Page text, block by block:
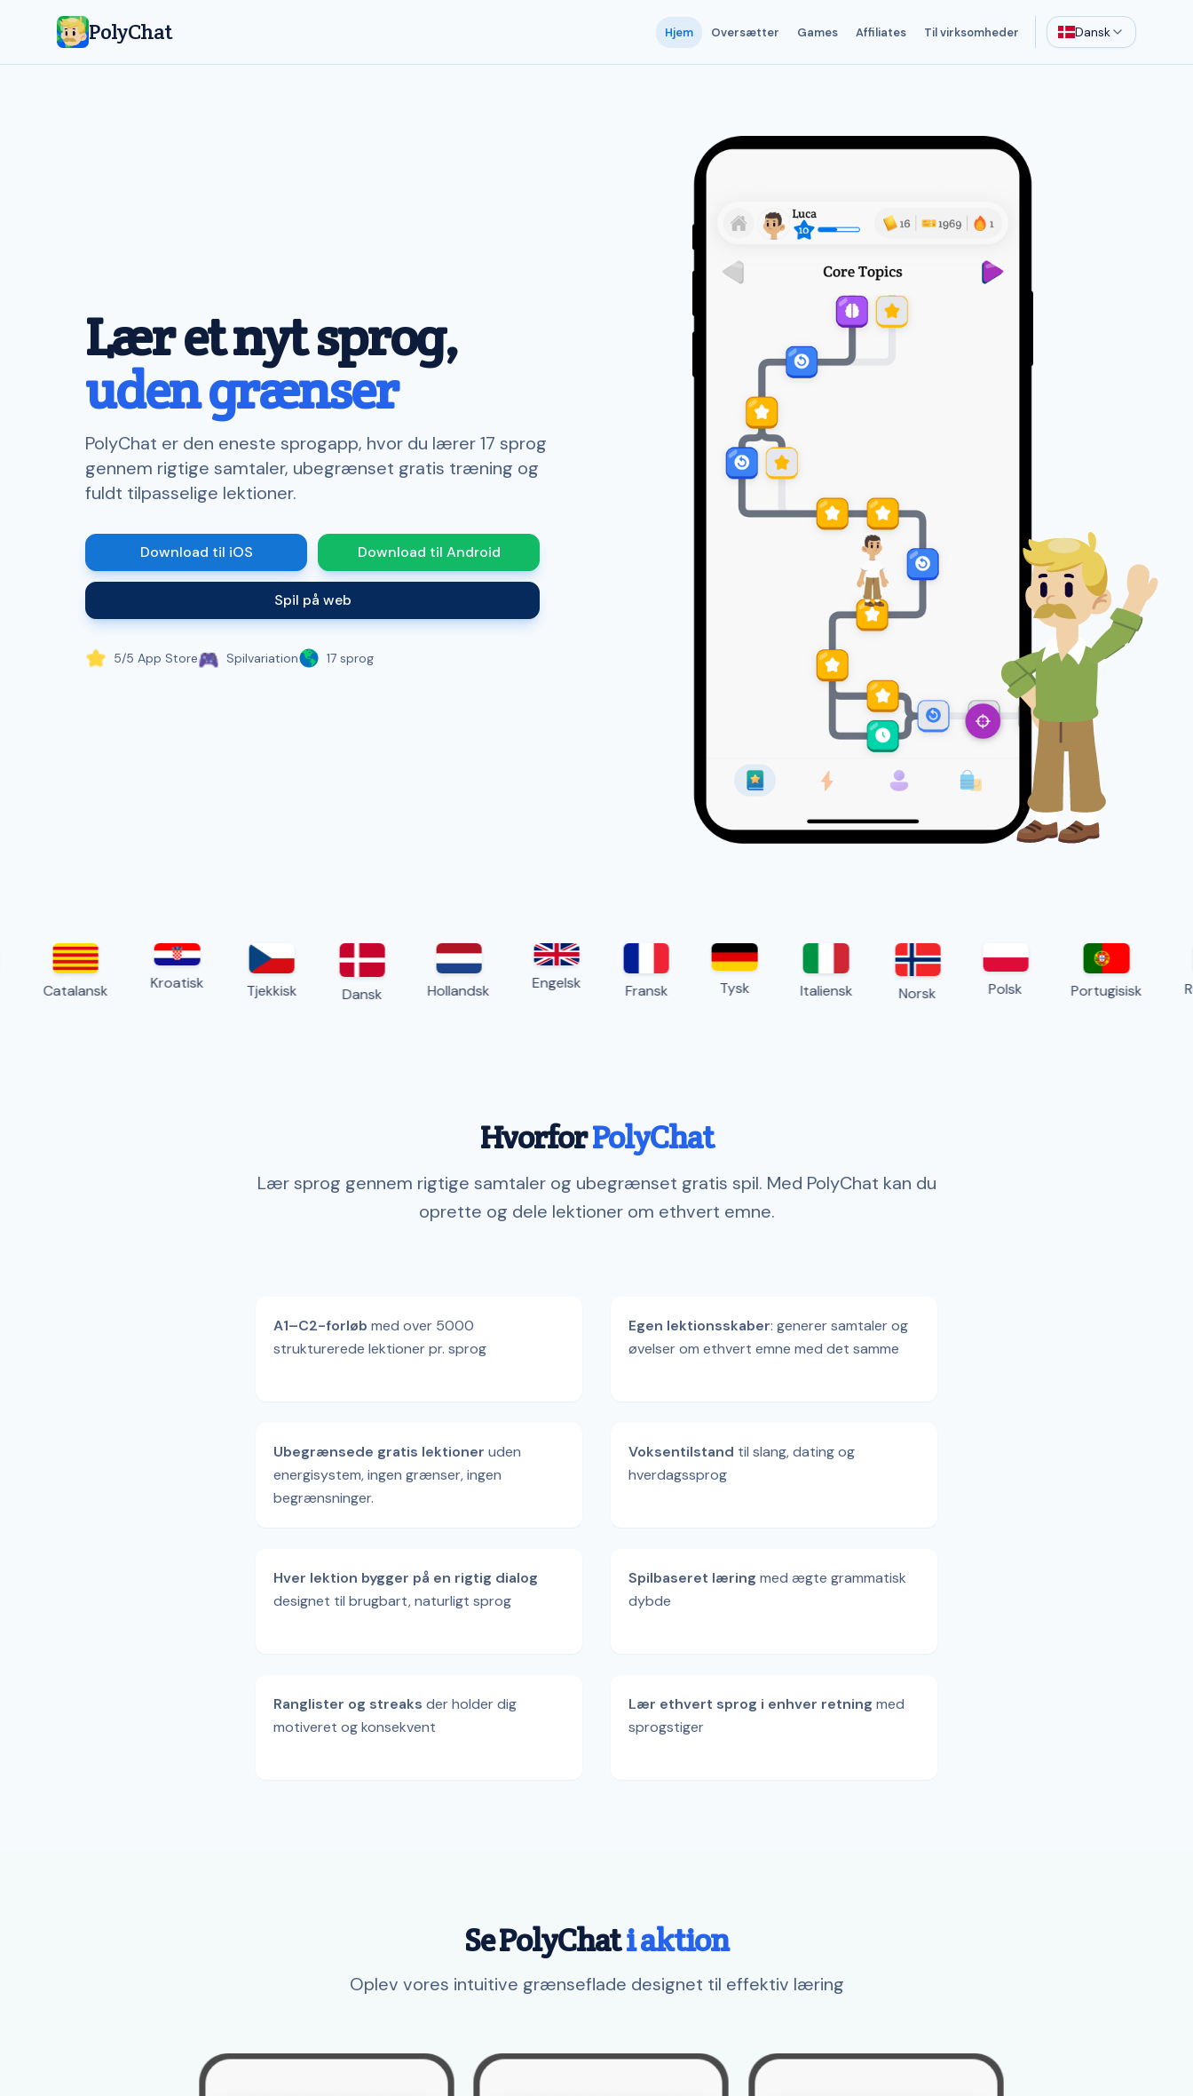
PolyChat Hjem Oversætter Games Affiliates Til virksomheder Dansk
Lær et nyt sprog,
uden grænser
PolyChat er den eneste sprogapp, hvor du lærer 17 sprog
gennem rigtige samtaler, ubegrænset gratis træning og
fuldt tilpasselige lektioner.
Download til iOS Download til Android
Spil på web
5/5 App Store Spilvariation 17 sprog
Catalansk Kroatisk Tjekkisk Dansk Hollandsk Engelsk Fransk Tysk Italiensk Norsk Polsk Portugisisk
HvorforPolyChat
Lær sprog gennem rigtige samtaler og ubegrænset gratis spil. Med PolyChat kan du
oprette og dele lektioner om ethvert emne.
A1–C2-forløb med over 5000
strukturerede lektioner pr. sprog
Egen lektionsskaber: generer samtaler og
øvelser om ethvert emne med det samme
Ubegrænsede gratis lektioner uden
energisystem, ingen grænser, ingen
begrænsninger.
Voksentilstand til slang, dating og
hverdagssprog
Hver lektion bygger på en rigtig dialog
designet til brugbart, naturligt sprog
Spilbaseret læring med ægte grammatisk
dybde
Ranglister og streaks der holder dig
motiveret og konsekvent
Lær ethvert sprog i enhver retning med
sprogstiger
Se PolyChati aktion
Oplev vores intuitive grænseflade designet til effektiv læring